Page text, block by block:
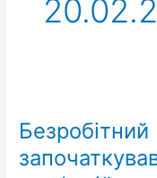
започаткував
власну
справу